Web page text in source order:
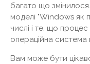
багато що
моделі "Windows як
числі і те, що
операційна
Вам може бути